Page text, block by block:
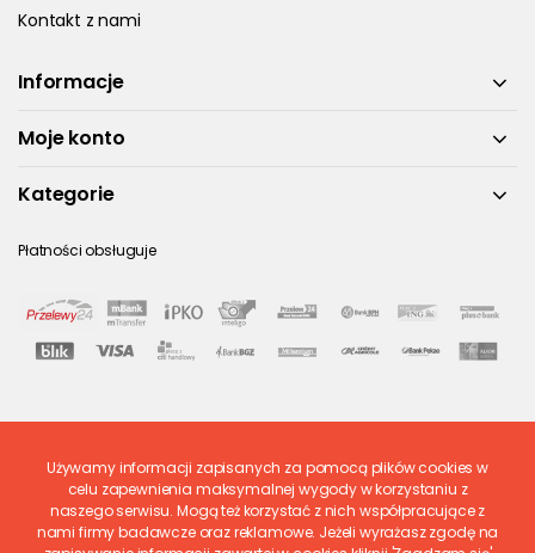
Kontakt z nami
Informacje
Moje konto
Kategorie
Płatności obsługuje
Ostatnio ocenione
Używamy informacji zapisanych za pomocą plików cookies w
celu zapewnienia maksymalnej wygody w korzystaniu z
naszego serwisu. Mogą też korzystać z nich współpracujące z
nami firmy badawcze oraz reklamowe. Jeżeli wyrażasz zgodę na